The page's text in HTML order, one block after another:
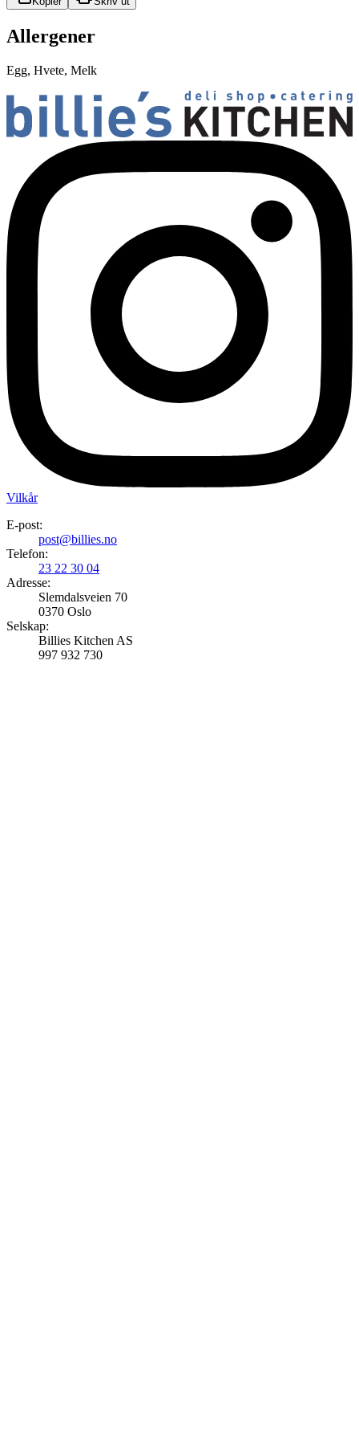
Allergener
Egg, Hvete, Melk
Vilkår
E-post:
post@billies.no
Telefon:
23 22 30 04
Adresse:
Slemdalsveien 70
0370 Oslo
Selskap:
Billies Kitchen AS
997 932 730